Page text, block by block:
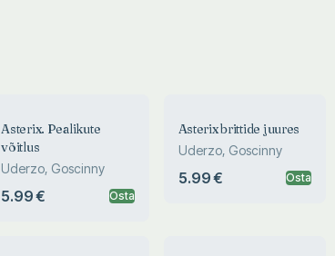
Asterix. Pealikute
võitlus
Uderzo, Goscinny
5.99 € Osta
Asterix brittide juures
Uderzo, Goscinny
5.99 € Osta